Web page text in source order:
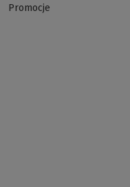
Promocje